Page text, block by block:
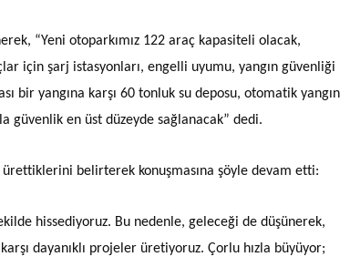
“Yeni otoparkımız 122 araç kapasiteli olacak,
için şarj istasyonları, engelli uyumu, yangın güvenliği
bir yangına karşı 60 tonluk su deposu, otomatik yangın
güvenlik en üst düzeyde sağlanacak” dedi.
belirterek konuşmasına şöyle devam etti:
hissediyoruz. Bu nedenle, geleceği de düşünerek,
dayanıklı projeler üretiyoruz. Çorlu hızla büyüyor;